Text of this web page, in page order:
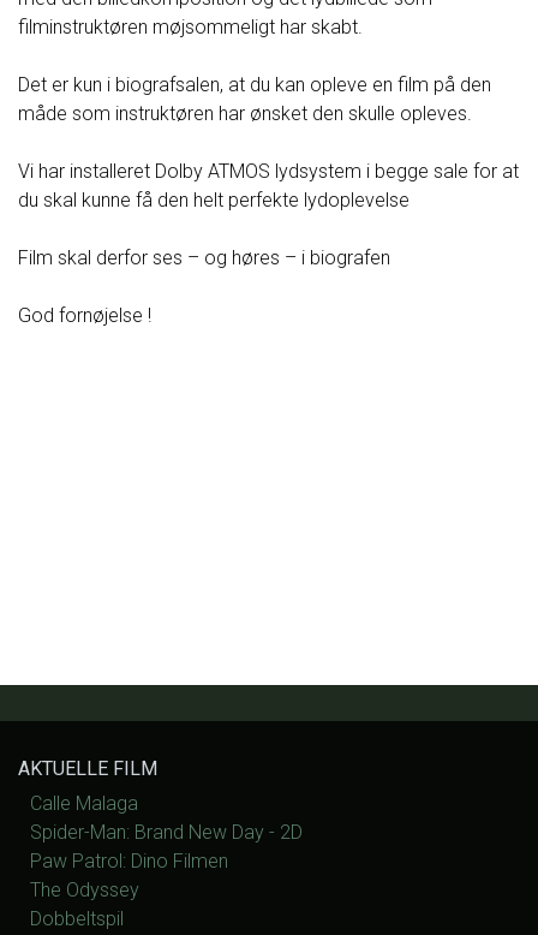
filminstruktøren møjsommeligt har skabt.
Det er kun i biografsalen, at du kan opleve en film på den
måde som instruktøren har ønsket den skulle opleves.
Vi har installeret Dolby ATMOS lydsystem i begge sale for at
du skal kunne få den helt perfekte lydoplevelse
Film skal derfor ses – og høres – i biografen
God fornøjelse !
AKTUELLE FILM
Calle Malaga
Spider-Man: Brand New Day - 2D
Paw Patrol: Dino Filmen
The Odyssey
Dobbeltspil